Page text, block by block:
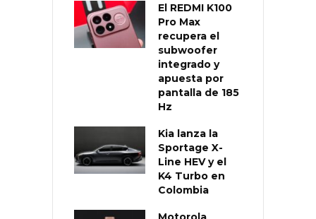
El REDMI K100
Pro Max
recupera el
subwoofer
integrado y
apuesta por
pantalla de 185
Hz
Kia lanza la
Sportage X-
Line HEV y el
K4 Turbo en
Colombia